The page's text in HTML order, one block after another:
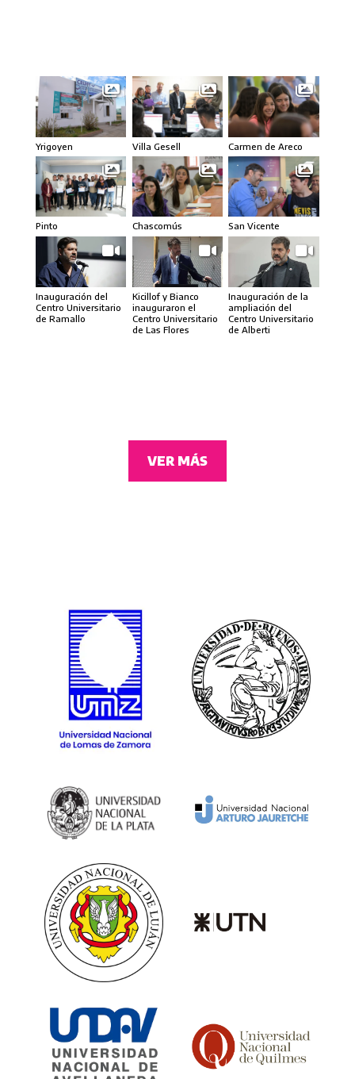
Yrigoyen Villa Gesell Carmen de Areco
Pinto Chascomús San Vicente
Inauguración del
Centro Universitario
de Ramallo
Kicillof y Bianco
inauguraron el
Centro Universitario
de Las Flores
Inauguración de la
ampliación del
Centro Universitario
de Alberti
VER MÁS